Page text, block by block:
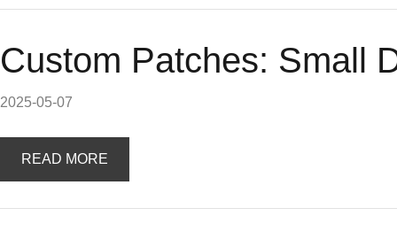
Custom Patches: Small
2025-05-07
READ MORE